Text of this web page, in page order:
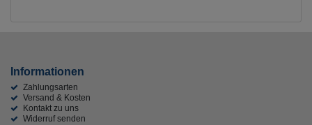
Informationen
Zahlungsarten
Versand & Kosten
Kontakt zu uns
Widerruf senden